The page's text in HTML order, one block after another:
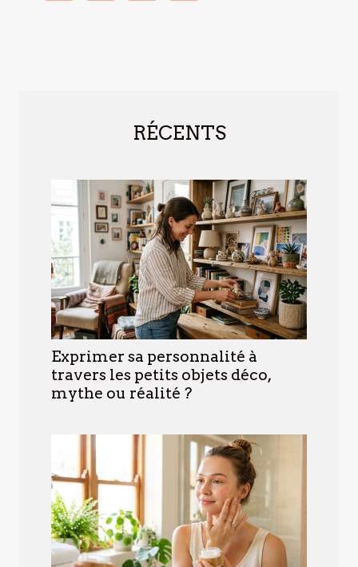
RÉCENTS
Exprimer sa personnalité à
travers les petits objets déco,
mythe ou réalité ?